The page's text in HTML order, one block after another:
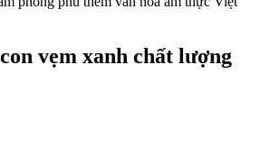
vẹm xanh chất lượng